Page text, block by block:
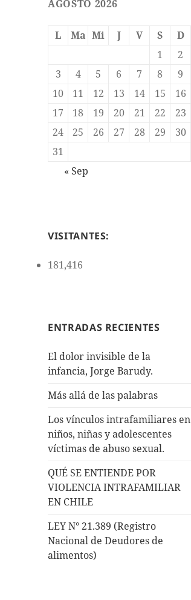
AGOSTO 2026
L Ma Mi J V S
D
1
2
3
4 5 6 7 8
9
10
11 12 13 14 15
16
17
18 19 20 21 22
23
24
25 26 27 28 29
30
31
« Sep
VISITANTES:
181,416
ENTRADAS RECIENTES
El dolor invisible de la
infancia, Jorge Barudy.
Más allá de las palabras
Los vínculos intrafamiliares en
niños, niñas y adolescentes
víctimas de abuso sexual.
QUÉ SE ENTIENDE POR
VIOLENCIA INTRAFAMILIAR
EN CHILE
LEY N° 21.389 (Registro
Nacional de Deudores de
alimentos)